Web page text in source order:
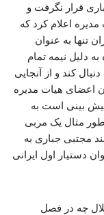
قرار نگرفت و
اعلام کرد که
تنها به عنوان
دلیل نیمه تمام
کند و از آنجایی
اعضای هیات مدیره
بینی است به
طور مثال یک مربی
مجتبی جباری به
دستیار اول ایرانی
چه در فصل